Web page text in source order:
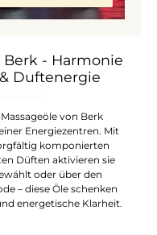
Berk - Harmonie
Duftenergie
von Berk
Energiezentren. Mit
komponierten
Düften aktivieren sie
oder über den
– diese Öle schenken
energetische Klarheit.